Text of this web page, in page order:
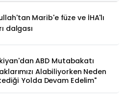
Marib'e füze ve İHA'lı
dalgası
ABD Mutabakatı
Alabiliyorken Neden
Yolda Devam Edelim"